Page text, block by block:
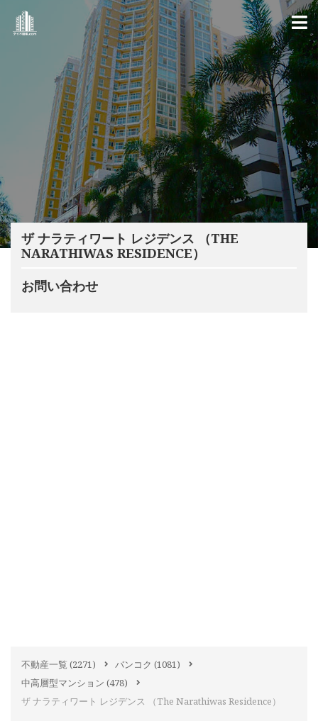
ザ ナラティワート レジデンス （THE
NARATHIWAS RESIDENCE）
お問い合わせ
不動産一覧 (2271) バンコク (1081)
中高層型マンション (478)
ザ ナラティワート レジデンス （The Narathiwas Residence）